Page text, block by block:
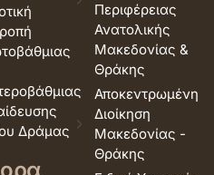
Δράμας
Περιφέρειας
Ανατολικής
Μακεδονίας &
Θράκης
Αποκεντρωμένη
Διοίκηση
Μακεδονίας -
Θράκης